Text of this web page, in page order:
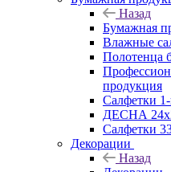
Назад
Бумажная
Влажные
Полотенца
продукция
Салфетки
ДЕСНА
Салфетки
Декорации
Назад